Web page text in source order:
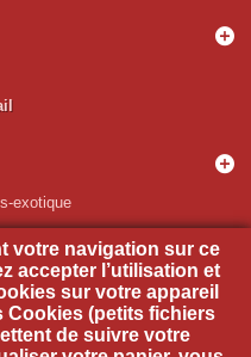
exotique
votre navigation sur ce
accepter l’utilisation et
sur votre appareil
Cookies (petits fichiers
de suivre votre